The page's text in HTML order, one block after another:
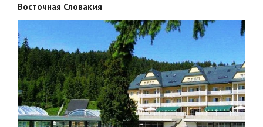
Восточная Словакия